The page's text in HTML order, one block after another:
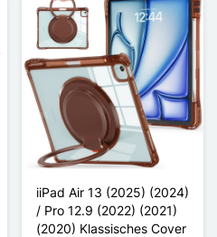
iiPad Air 13 (2025) (2024)
/ Pro 12.9 (2022) (2021)
(2020) Klassisches Cover